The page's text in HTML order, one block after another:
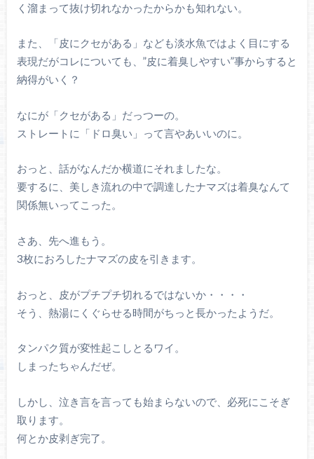
く溜まって抜け切れなかったからかも知れない。
また、「皮にクセがある」なども淡水魚ではよく目にする
表現だがコレについても、”皮に着臭しやすい”事からすると
納得がいく？
なにが「クセがある」だっつーの。
ストレートに「ドロ臭い」って言やあいいのに。
おっと、話がなんだか横道にそれましたな。
要するに、美しき流れの中で調達したナマズは着臭なんて
関係無いってこった。
さあ、先へ進もう。
3枚におろしたナマズの皮を引きます。
おっと、皮がプチプチ切れるではないか・・・・
そう、熱湯にくぐらせる時間がちっと長かったようだ。
タンパク質が変性起こしとるワイ。
しまったちゃんだぜ。
しかし、泣き言を言っても始まらないので、必死にこそぎ
取ります。
何とか皮剥ぎ完了。